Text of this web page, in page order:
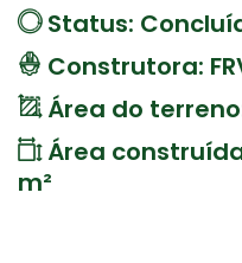
Status:
Construtora:
Área do
Área
m²